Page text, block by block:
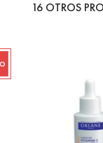
16 OTROS